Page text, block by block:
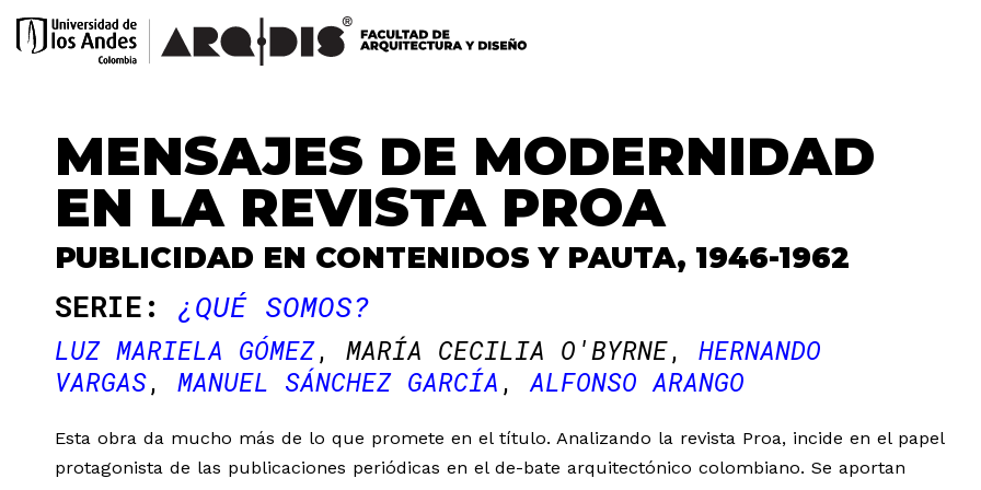
MENSAJES DE MODERNIDAD
EN LA REVISTA PROA
PUBLICIDAD EN CONTENIDOS Y PAUTA, 1946-1962
SERIE: ¿QUÉ SOMOS?
LUZ MARIELA GÓMEZ MARÍA CECILIA O'BYRNE
HERNANDO
VARGAS
MANUEL SÁNCHEZ GARCÍA ALFONSO ARANGO
Esta obra da mucho más de lo que promete en el título. Analizando la revista Proa, incide en el papel
protagonista de las publicaciones periódicas en el de-bate arquitectónico colombiano. Se aportan